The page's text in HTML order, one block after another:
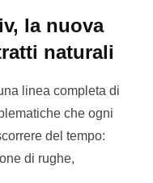
la nuova
naturali
linea completa di
che ogni
del tempo:
di rughe,